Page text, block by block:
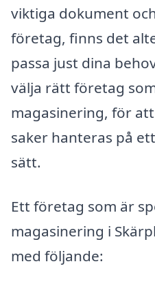
viktiga dokument
företag, finns det
passa just dina
välja rätt företag
magasinering, för
saker hanteras på
sätt.
Ett företag som är
magasinering i
med följande: